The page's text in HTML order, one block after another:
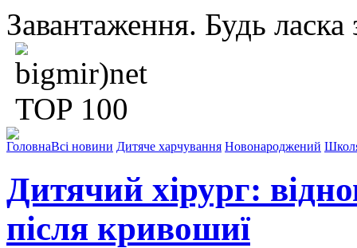
Завантаження. Будь ласка
ГоловнаВсі новини Дитяче харчування Новонароджений
Дитячий хірург:
після кривошиї